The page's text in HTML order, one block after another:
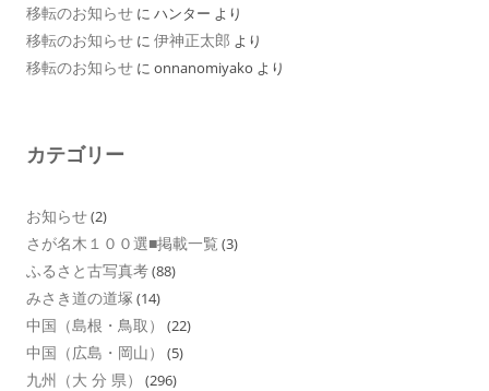
移転のお知らせ に ハンター より
移転のお知らせ に 伊神正太郎 より
移転のお知らせ に onnanomiyako より
カテゴリー
お知らせ(2)
さが名木１００選■掲載一覧 (3)
ふるさと古写真考(88)
みさき道の道塚 (14)
中国（島根・鳥取） (22)
中国（広島・岡山） (5)
九州（大 分 県） (296)